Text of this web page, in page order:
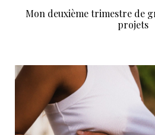
Mon deuxième trimestre de
projets